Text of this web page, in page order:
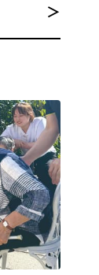
＞